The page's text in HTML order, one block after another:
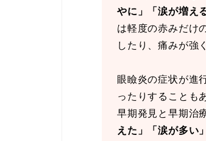
やに」「涙が増え
は軽度の赤みだけ
したり、痛みが強
眼瞼炎の症状が進
ったりすることも
早期発見と早期治
えた」「涙が多い